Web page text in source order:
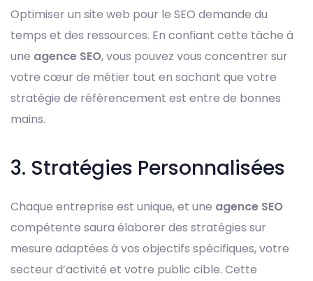
Optimiser un site web pour le SEO demande du
temps et des ressources. En confiant cette tâche à
une agence SEO, vous pouvez vous concentrer sur
votre cœur de métier tout en sachant que votre
stratégie de référencement est entre de bonnes
mains.
3. Stratégies Personnalisées
Chaque entreprise est unique, et une agence SEO
compétente saura élaborer des stratégies sur
mesure adaptées à vos objectifs spécifiques, votre
secteur d’activité et votre public cible. Cette